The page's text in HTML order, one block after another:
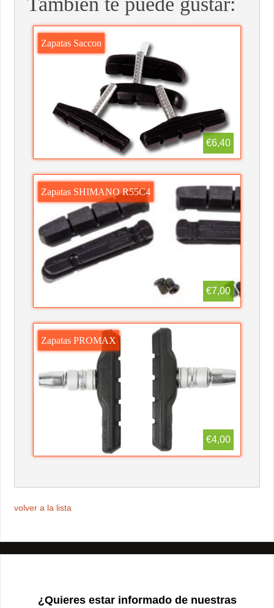
Zapatas Saccon
€6,40
Zapatas SHIMANO R55C4
€7,00
Zapatas PROMAX
€4,00
volver a la lista
¿Quieres estar informado de nuestras